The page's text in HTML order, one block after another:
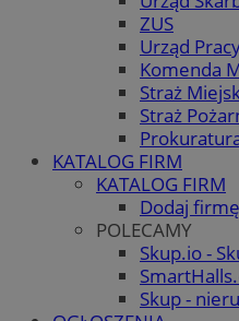
ZUS
Urząd
Komenda
Straż
Straż
KATALOG FIRM
KATALOG FIRM
Dodaj
POLECAMY
Skup.io -
Skup -